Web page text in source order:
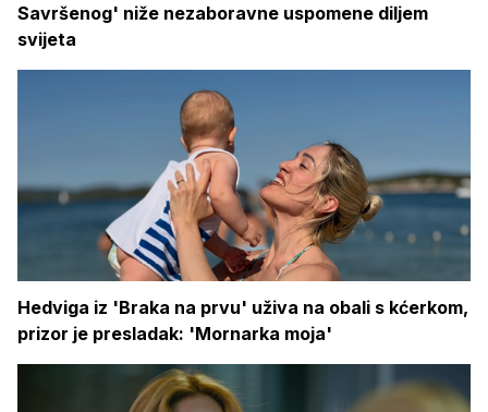
Savršenog' niže nezaboravne uspomene diljem
svijeta
Hedviga iz 'Braka na prvu' uživa na obali s kćerkom,
prizor je presladak: 'Mornarka moja'